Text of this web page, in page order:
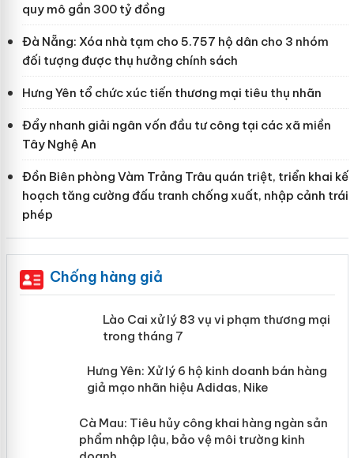
quy mô gần 300 tỷ đồng
Đà Nẵng: Xóa nhà tạm cho 5.757 hộ dân cho 3 nhóm
đối tượng được thụ hưởng chính sách
Hưng Yên tổ chức xúc tiến thương mại tiêu thụ nhãn
Đẩy nhanh giải ngân vốn đầu tư công tại các xã miền
Tây Nghệ An
Đồn Biên phòng Vàm Trảng Trâu quán triệt, triển khai kế
hoạch tăng cường đấu tranh chống xuất, nhập cảnh trái
phép
Chống hàng giả
Lào Cai xử lý 83 vụ vi phạm thương
mại trong tháng 7
Hưng Yên: Xử lý 6 hộ kinh doanh bán
hàng giả mạo nhãn hiệu Adidas, Nike